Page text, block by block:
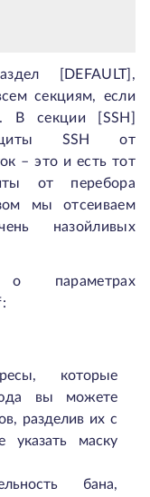
[DEFAULT],
секциям, если
В секции [SSH]
SSH от
– это и есть тот
от перебора
мы отсеиваем
назойливых
параметрах
которые
вы можете
разделив их с
маску
бана,